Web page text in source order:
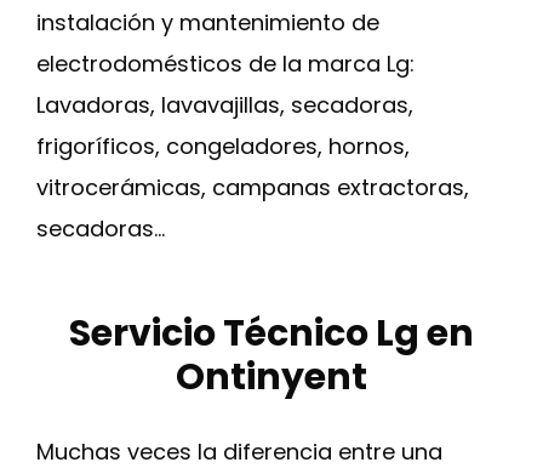
instalación y mantenimiento de
electrodomésticos de la marca Lg:
Lavadoras, lavavajillas, secadoras,
frigoríficos, congeladores, hornos,
vitrocerámicas, campanas extractoras,
secadoras…
Servicio Técnico Lg en
Ontinyent
Muchas veces la diferencia entre una